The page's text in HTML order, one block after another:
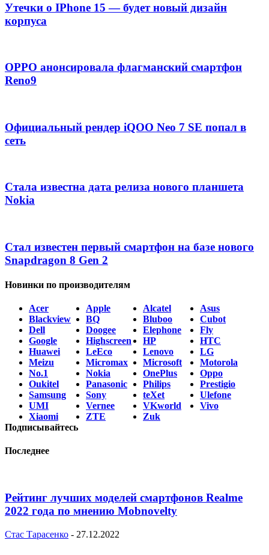
Утечки о IPhone 15 — будет новый дизайн
корпуса
OPPO анонсировала флагманский смартфон
Reno9
Официальный рендер iQOO Neo 7 SE попал в
сеть
Стала известна дата релиза нового планшета
Nokia
Стал известен первый смартфон на базе нового
Snapdragon 8 Gen 2
Новинки по производителям
Acer Apple Alcatel
Asus
Blackview
BQ Bluboo
Cubot
Dell
Doogee Elephone
Fly
Google
Highscreen HP
HTC
Huawei
LeEco Lenovo
LG
Meizu
Micromax Microsoft
Motorola
No.1
Nokia OnePlus
Oppo
Oukitel
Panasonic Philips
Prestigio
Samsung
Sony teXet
Ulefone
UMI
Vernee VKworld
Vivo
Xiaomi
ZTE
Zuk
Подписывайтесь
Последнее
Рейтинг лучших моделей смартфонов Realme
2022 года по мнению Mobnovelty
Стас Тарасенко - 27.12.2022